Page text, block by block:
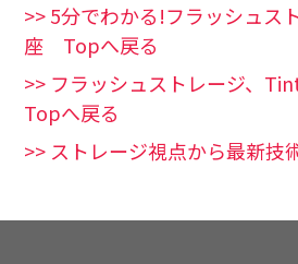
>> 5分でわかる!フラッシュス
座 Topへ戻る
>> フラッシュストレージ、
Topへ戻る
>> ストレージ視点から最新